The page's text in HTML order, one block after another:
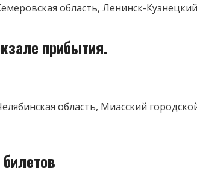
область, Ленинск-
прибытия.
область, Миасский